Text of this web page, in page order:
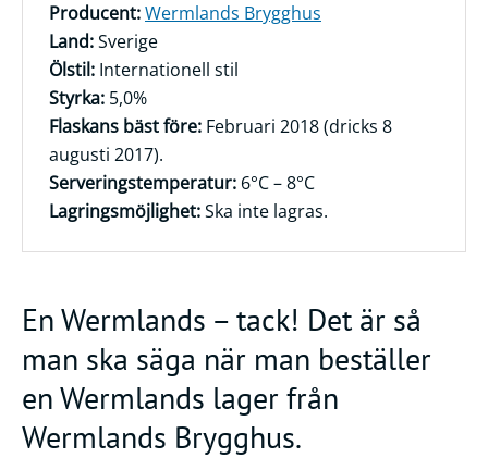
Topplistan
Bryggerier
Ölstilar
Kontakt
Frågor
svar
YouTube
Producent:Wermlands Brygghus
Land:Sverige
Ölstil: Internationell stil
Styrka: 5,0%
Flaskans bäst före: Februari 2018 (dricks 8
augusti 2017).
Serveringstemperatur: 6°C – 8°C
Lagringsmöjlighet:Ska inte lagras.
En Wermlands – tack! Det är så
man ska säga när man beställer
en Wermlands lager från
Wermlands Brygghus.